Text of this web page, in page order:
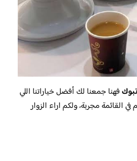
فهنا جمعنا لك أفضل خياراتنا اللي
القائمة مجربة، ولكم اراء الزوار